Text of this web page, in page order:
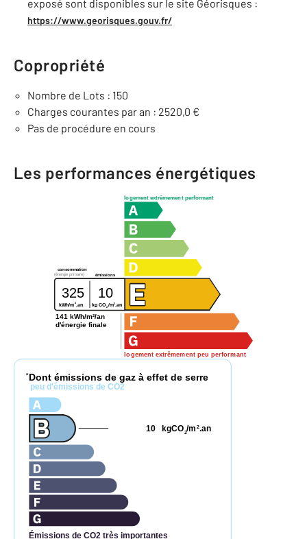
exposé sont disponibles sur le site Géorisques :
https://www.georisques.gouv.fr/
Copropriété
Nombre de Lots : 150
Charges courantes par an : 2520,0 €
Pas de procédure en cours
Les performances énergétiques
logement extrêmement performant
logement extrêmement peu performant
consommation
émissions
(énergie primaire)
325 10
kWh/m2.an kg CO2/m2 .an
141 kWh/m²/an
d'énergie finale
* Dont émissions de gaz à effet de serre
peu d'émissions de CO2
Émissions de CO2 très importantes
kgCO2/m 2.an
10